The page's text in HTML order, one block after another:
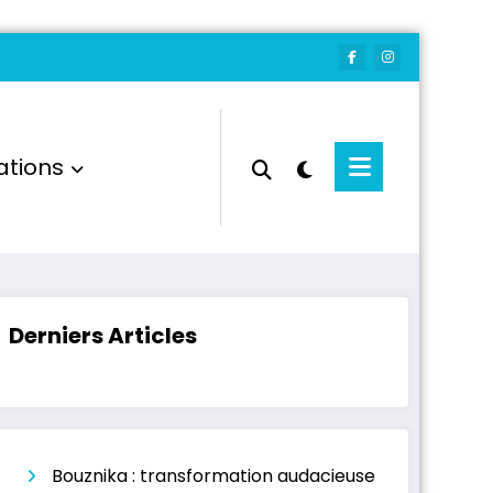
Derniers Articles
Bouznika : transformation audacieuse